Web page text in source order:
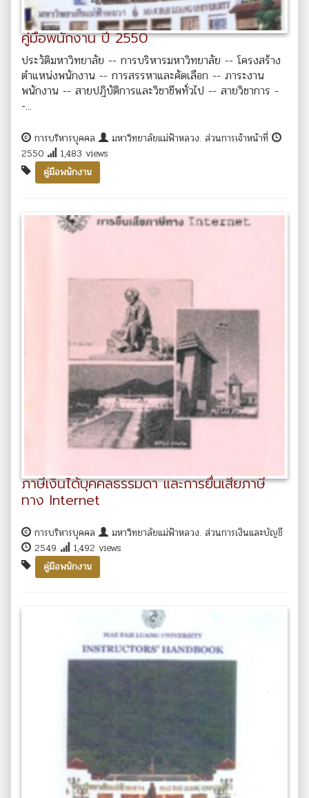
คู่มือพนักงาน ปี 2550
ประวัติมหาวิทยาลัย -- การบริหารมหาวิทยาลัย -- โครงสร้าง
ตำแหน่งพนักงาน -- การสรรหาและคัดเลือก -- ภาระงาน
พนักงาน -- สายปฎิบัติการและวิชาชีพทั่วไป -- สายวิชาการ -
-...
การบริหารบุคคล
มหาวิทยาลัยแม่ฟ้าหลวง. ส่วนการเจ้าหน้าที่
2550
1,483 views
คู่มือพนักงาน
ภาษีเงินได้บุคคลธรรมดา และการยื่นเสียภาษี
ทาง Internet
การบริหารบุคคล
มหาวิทยาลัยแม่ฟ้าหลวง. ส่วนการเงินและบัญชี
2549
1,492 views
คู่มือพนักงาน